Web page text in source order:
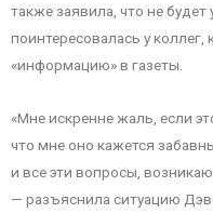
также заявила, что не будет
поинтересовалась у
«информацию» в газеты.
«Мне искренне жаль, если
что мне оно кажется
и все эти вопросы,
— разъяснила ситуацию